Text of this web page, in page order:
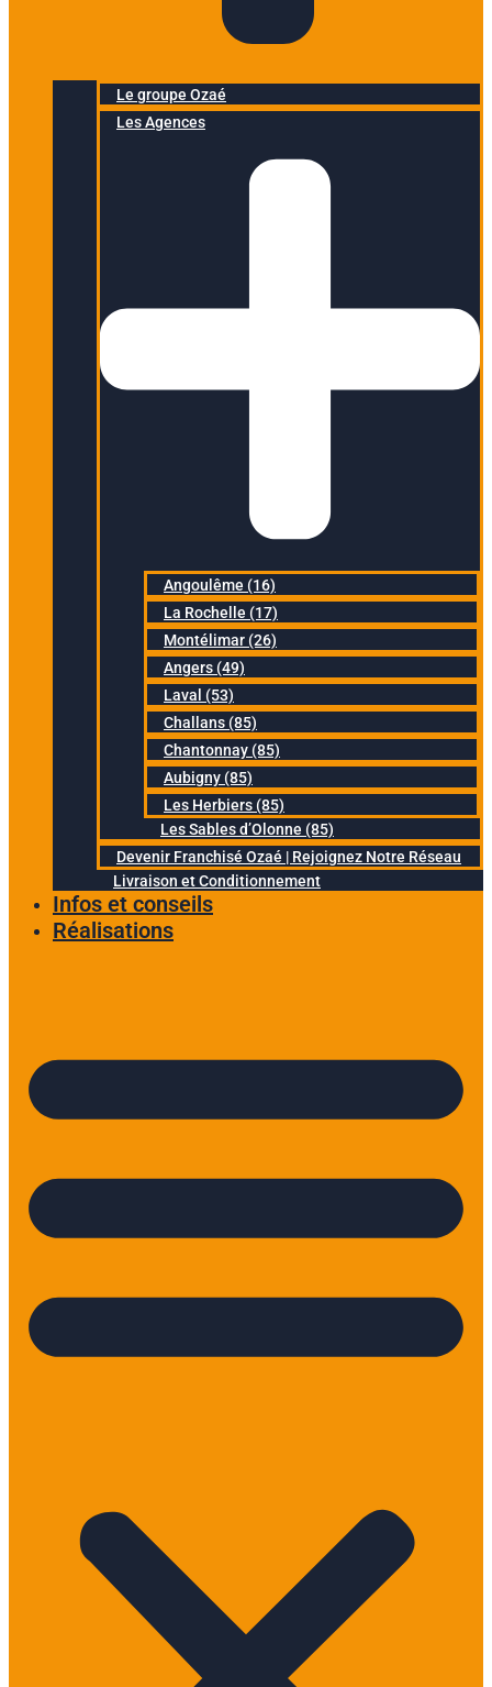
Le groupe Ozaé
Les Agences
Angoulême (16)
La Rochelle (17)
Montélimar (26)
Angers (49)
Laval (53)
Challans (85)
Chantonnay (85)
Aubigny (85)
Les Herbiers (85)
Les Sables d’Olonne (85)
Devenir Franchisé Ozaé | Rejoignez Notre Réseau
Livraison et Conditionnement
Infos et conseils
Réalisations